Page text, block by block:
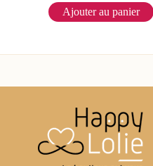
Ajouter au panier